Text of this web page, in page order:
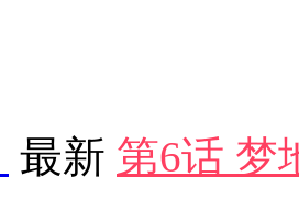
最新 第6话 梦